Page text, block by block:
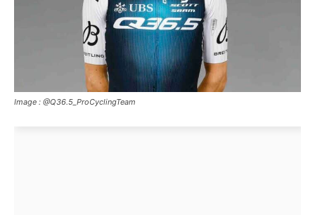
Image : @Q36.5_ProCyclingTeam